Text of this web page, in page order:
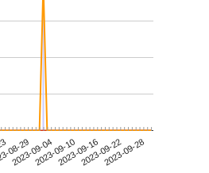
08-29
2023-09-042023-09-102023-09-162023-09-222023-09-28